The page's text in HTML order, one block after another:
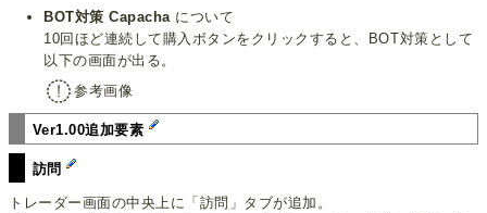
BOT対策 Capacha について
10回ほど連続して購入ボタンをクリックすると、BOT対策として
以下の画面が出る。
参考画像
Ver1.00追加要素
訪問
トレーダー画面の中央上に「訪問」タブが追加。